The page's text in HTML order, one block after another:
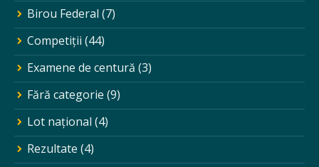
Birou Federal (7)
Competiții (44)
Examene de centură (3)
Fără categorie (9)
Lot național (4)
Rezultate (4)